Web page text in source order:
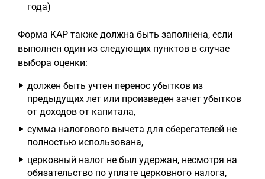
года)
Форма KAP также должна быть заполнена, если
выполнен один из следующих пунктов в случае
выбора оценки:
должен быть учтен перенос убытков из
предыдущих лет или произведен зачет убытков
от доходов от капитала,
сумма налогового вычета для сберегателей не
полностью использована,
церковный налог не был удержан, несмотря на
обязательство по уплате церковного налога,